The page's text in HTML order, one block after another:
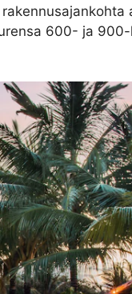
600- ja